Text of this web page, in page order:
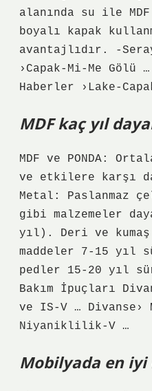
alanında su ile
boyalı kapak
avantajlıdır. -
›Capak-Mi-Me Gölü
Haberler ›Lake-
MDF kaç yıl
MDF ve PONDA:
ve etkilere karşı
Metal: Paslanmaz
gibi malzemeler
yıl). Deri ve
maddeler 7-15 yıl
pedler 15-20 yıl
Bakım İpuçları
ve IS-V … Divanse›
Niyaniklilik-V …
Mobilyada en iyi